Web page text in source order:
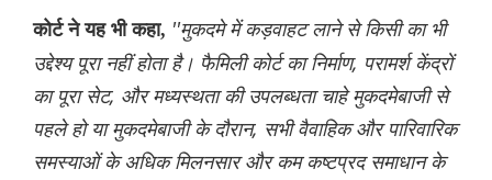
कोर्ट ने यह भी कहा, ''मुकदमे में कड़वाहट लाने से किसी का भी
उद्देश्य पूरा नहीं होता है। फैमिली कोर्ट का निर्माण, परामर्श केंद्रों
का पूरा सेट, और मध्यस्थता की उपलब्धता चाहे मुकदमेबाजी से
पहले हो या मुकदमेबाजी के दौरान, सभी वैवाहिक और पारिवारिक
समस्याओं के अधिक मिलनसार और कम कष्टप्रद समाधान के